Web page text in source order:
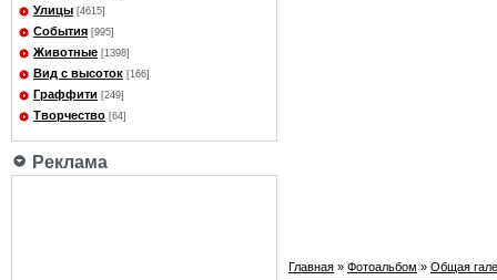
Улицы [4615]
События [995]
Животные [1398]
Вид с высоток [166]
Граффити [249]
Творчество [64]
Реклама
Главная » Фотоальбом » Общая